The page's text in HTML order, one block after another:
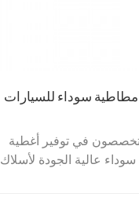
سوداء للسيارات
في توفير أغطية
عالية الجودة لأسلاك